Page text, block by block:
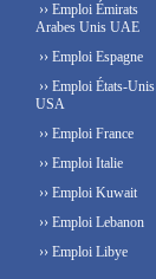
›› Emploi Émirats
Arabes Unis UAE
›› Emploi Espagne
›› Emploi États-Unis
USA
›› Emploi France
›› Emploi Italie
›› Emploi Kuwait
›› Emploi Lebanon
›› Emploi Libye